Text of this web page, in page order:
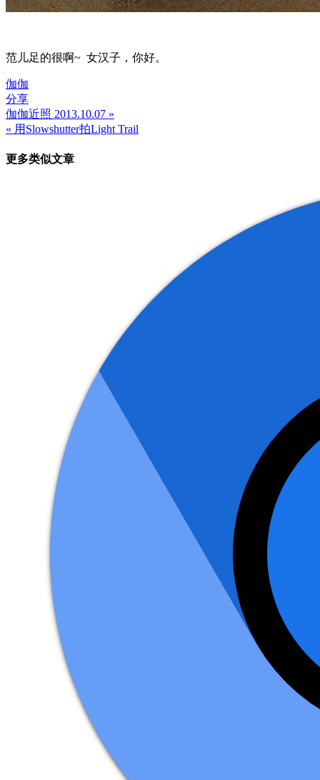
范儿足的很啊~ 女汉子，你好。
伽伽
分享
文
章
导
伽伽近照 2013.10.07 »
« 用Slowshutter拍Light Trail
更多类似文章